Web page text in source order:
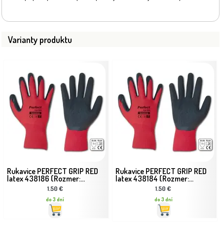
Varianty produktu
Rukavice PERFECT GRIP RED
latex 438186 (Rozmer:...
1.50 €
do 3 dní
Rukavice PERFECT GRIP RED
latex 438184 (Rozmer:...
1.50 €
do 3 dní